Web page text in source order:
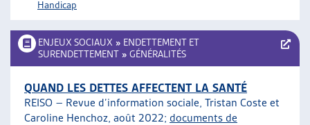
Handicap
ENJEUX SOCIAUX » ENDETTEMENT ET
SURENDETTEMENT » GÉNÉRALITÉS
QUAND LES DETTES AFFECTENT LA SANTÉ
REISO – Revue d’information sociale, Tristan Coste et
Caroline Henchoz, août 2022; documents de